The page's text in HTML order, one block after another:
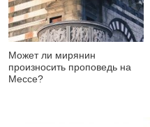
Может ли мирянин
произносить проповедь на
Мессе?